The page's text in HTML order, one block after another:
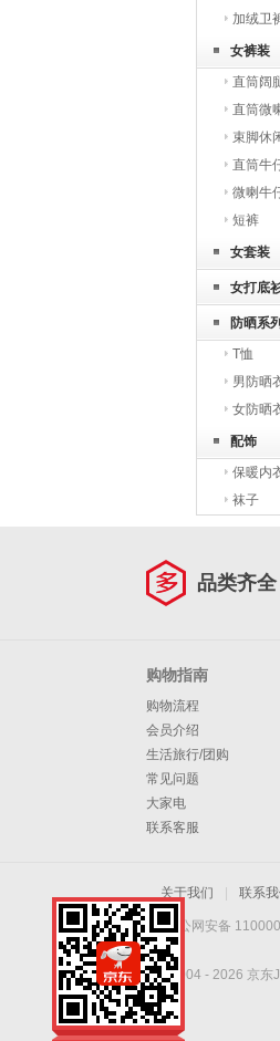
加绒卫
女裤装
直筒阔
直筒微
束脚休
直筒牛
微喇牛
短裤
女套装
女打底
防晒系列
T恤
男防晒
女防晒
配饰
保暖内
袜子
品类齐
购物指南
购物流程
会员介绍
生活旅行/团购
常见问题
大家电
联系客服
关于我们 联系
京公网安备
Copyright © 2004 - 2026 京东
手机扫一扫，劲爆优
惠触手可得！